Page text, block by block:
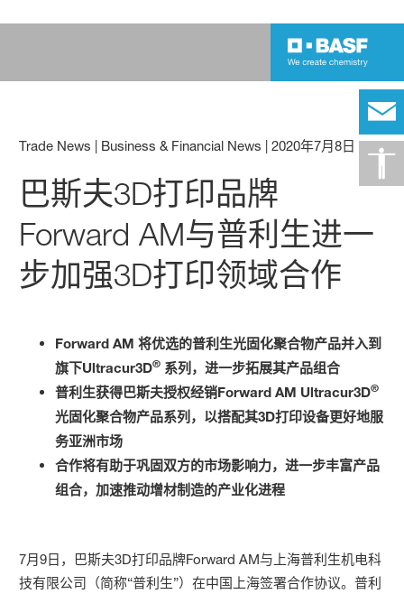
Trade News | Business & Financial News |2020年7月8日
巴斯夫3D打印品牌
Forward AM与普利生进一
步加强3D打印领域合作
Forward AM 将优选的普利生光固化聚合物产品并入到
旗下Ultracur3D® 系列，进一步拓展其产品组合
普利生获得巴斯夫授权经销Forward AM Ultracur3D®
光固化聚合物产品系列，以搭配其3D打印设备更好地服
务亚洲市场
合作将有助于巩固双方的市场影响力，进一步丰富产品
组合，加速推动增材制造的产业化进程
7月9日，巴斯夫3D打印品牌Forward AM与上海普利生机电科
技有限公司（简称“普利生”）在中国上海签署合作协议。普利